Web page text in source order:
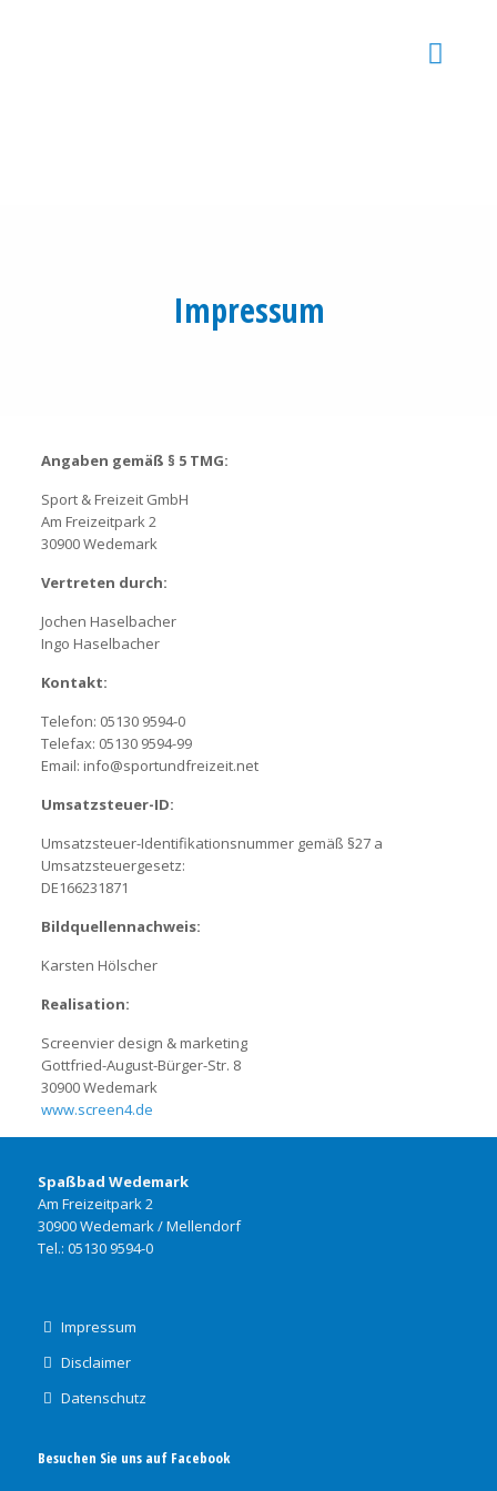
Impressum
Angaben gemäß § 5 TMG:
Sport & Freizeit GmbH
Am Freizeitpark 2
30900 Wedemark
Vertreten durch:
Jochen Haselbacher
Ingo Haselbacher
Kontakt:
Telefon: 05130 9594-0
Telefax: 05130 9594-99
Email: info@sportundfreizeit.net
Umsatzsteuer-ID:
Umsatzsteuer-Identifikationsnummer gemäß §27 a
Umsatzsteuergesetz:
DE166231871
Bildquellennachweis:
Karsten Hölscher
Realisation:
Screenvier design & marketing
Gottfried-August-Bürger-Str. 8
30900 Wedemark
www.screen4.de
Spaßbad Wedemark
Am Freizeitpark 2
30900 Wedemark / Mellendorf
Tel.: 05130 9594-0
Impressum
Disclaimer
Datenschutz
Besuchen Sie uns auf Facebook